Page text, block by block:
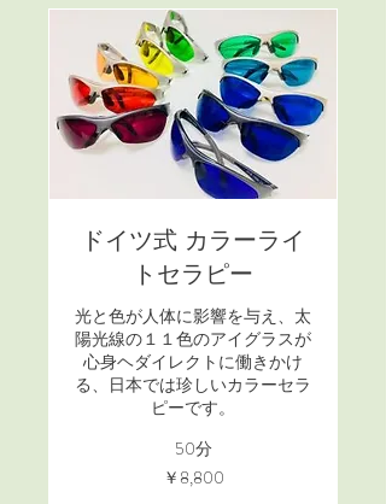
ドイツ式 カラーライ
トセラピー
光と色が人体に影響を与え、太
陽光線の１１色のアイグラスが
心身ヘダイレクトに働きかけ
る、日本では珍しいカラーセラ
ピーです。
50分
￥8,800